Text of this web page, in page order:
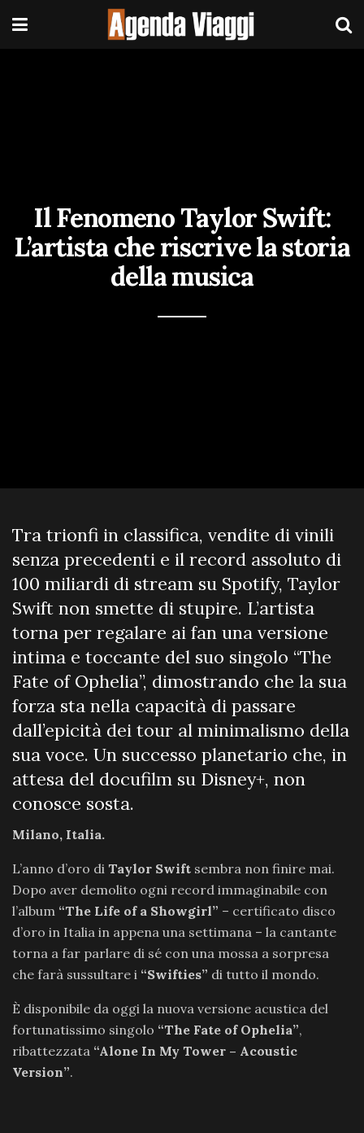
Il Fenomeno Taylor Swift:
L’artista che riscrive la storia
della musica
Tra trionfi in classifica, vendite di vinili
senza precedenti e il record assoluto di
100 miliardi di stream su Spotify, Taylor
Swift non smette di stupire. L’artista
torna per regalare ai fan una versione
intima e toccante del suo singolo “The
Fate of Ophelia”, dimostrando che la sua
forza sta nella capacità di passare
dall’epicità dei tour al minimalismo della
sua voce. Un successo planetario che, in
attesa del docufilm su Disney+, non
conosce sosta.
Milano, Italia.
L’anno d’oro di Taylor Swift sembra non finire mai.
Dopo aver demolito ogni record immaginabile con
l’album “The Life of a Showgirl” – certificato disco
d’oro in Italia in appena una settimana – la cantante
torna a far parlare di sé con una mossa a sorpresa
che farà sussultare i “Swifties” di tutto il mondo.
È disponibile da oggi la nuova versione acustica del
fortunatissimo singolo “The Fate of Ophelia”,
ribattezzata “Alone In My Tower – Acoustic
Version”.